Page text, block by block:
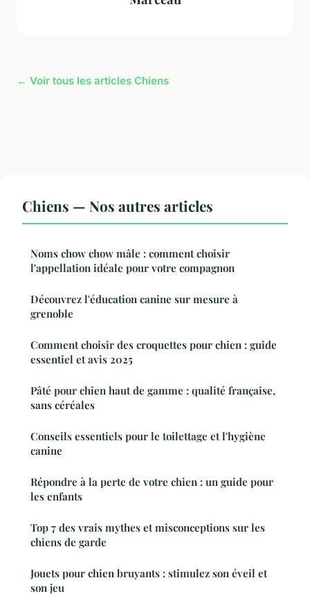
← Voir tous les articles Chiens
Chiens — Nos autres articles
Noms chow chow mâle : comment choisir
l'appellation idéale pour votre compagnon
Découvrez l'éducation canine sur mesure à
grenoble
Comment choisir des croquettes pour chien : guide
essentiel et avis 2025
Pâté pour chien haut de gamme : qualité française,
sans céréales
Conseils essentiels pour le toilettage et l'hygiène
canine
Répondre à la perte de votre chien : un guide pour
les enfants
Top 7 des vrais mythes et misconceptions sur les
chiens de garde
Jouets pour chien bruyants : stimulez son éveil et
son jeu